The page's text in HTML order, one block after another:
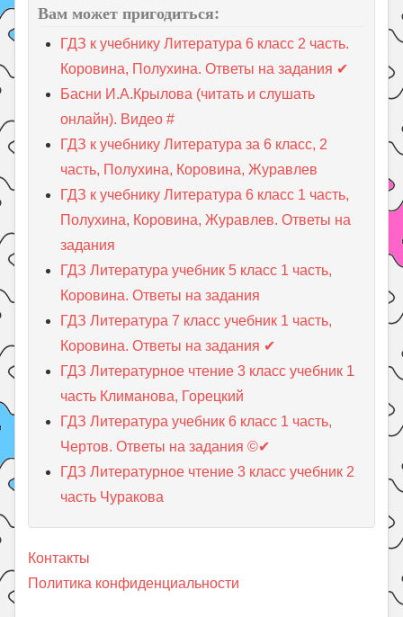
Вам может пригодиться:
ГДЗ к учебнику Литература 6 класc 2 часть.
Коровина, Полухина. Ответы на задания ✔
Басни И.А.Крылова (читать и слушать
онлайн). Видео #
ГДЗ к учебнику Литература за 6 класc, 2
часть, Полухина, Коровина, Журавлев
ГДЗ к учебнику Литература 6 класc 1 часть,
Полухина, Коровина, Журавлев. Ответы на
задания
ГДЗ Литература учебник 5 класc 1 часть,
Коровина. Ответы на задания
ГДЗ Литература 7 класc учебник 1 часть,
Коровина. Ответы на задания ✔
ГДЗ Литературное чтение 3 класс учебник 1
часть Климанова, Горецкий
ГДЗ Литература учебник 6 класс 1 часть,
Чертов. Ответы на задания ©✔
ГДЗ Литературное чтение 3 класс учебник 2
часть Чуракова
Контакты
Политика конфиденциальности